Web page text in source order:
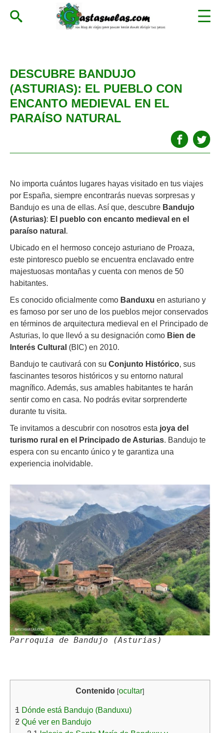
DESCUBRE BANDUJO
(ASTURIAS): EL PUEBLO CON
ENCANTO MEDIEVAL EN EL
PARAÍSO NATURAL
No importa cuántos lugares hayas visitado en tus viajes
por España, siempre encontrarás nuevas sorpresas y
Bandujo es una de ellas. Así que, descubre Bandujo
(Asturias): El pueblo con encanto medieval en el
paraíso natural .
Ubicado en el hermoso concejo asturiano de Proaza,
este pintoresco pueblo se encuentra enclavado entre
majestuosas montañas y cuenta con menos de 50
habitantes.
Es conocido oficialmente como Banduxu en asturiano y
es famoso por ser uno de los pueblos mejor conservados
en términos de arquitectura medieval en el Principado de
Asturias, lo que llevó a su designación como Bien de
Interés Cultural (BIC) en 2010.
Bandujo te cautivará con su Conjunto Histórico, sus
fascinantes tesoros históricos y su entorno natural
magnífico. Además, sus amables habitantes te harán
sentir como en casa. No podrás evitar sorprenderte
durante tu visita.
Te invitamos a descubrir con nosotros esta joya del
turismo rural en el Principado de Asturias. Bandujo te
espera con su encanto único y te garantiza una
experiencia inolvidable.
Parroquia de Bandujo (Asturias)
Contenido [ocultar]
1 Dónde está Bandujo (Banduxu)
2 Qué ver en Bandujo